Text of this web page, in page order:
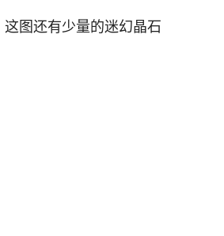
图还有少量的迷幻晶石